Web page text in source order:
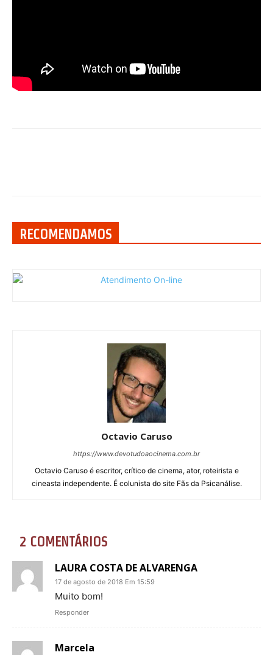
RECOMENDAMOS
Octavio Caruso
https://www.devotudoaocinema.com.br
Octavio Caruso é escritor, crítico de cinema, ator, roteirista e
cineasta independente. É colunista do site Fãs da Psicanálise.
2 COMENTÁRIOS
LAURA COSTA DE ALVARENGA
17 de agosto de 2018 Em 15:59
Muito bom!
Responder
Marcela